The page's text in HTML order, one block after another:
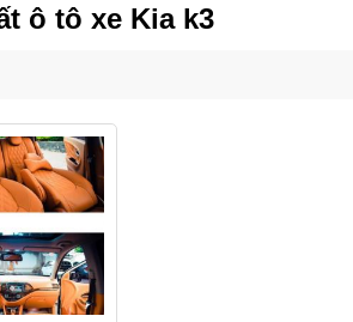
ô tô xe Kia k3